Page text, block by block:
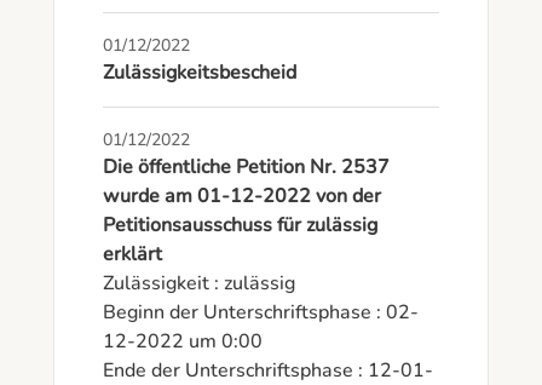
01/12/2022
Zulässigkeitsbescheid
01/12/2022
Die öffentliche Petition Nr. 2537
wurde am 01-12-2022 von der
Petitionsausschuss für zulässig
erklärt
Zulässigkeit : zulässig
Beginn der Unterschriftsphase : 02-
12-2022 um 0:00
Ende der Unterschriftsphase : 12-01-